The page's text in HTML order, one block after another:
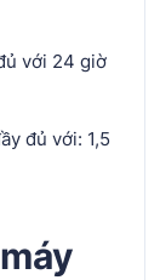
với 24 giờ
đủ với: 1,5